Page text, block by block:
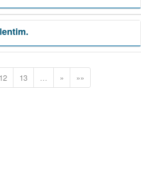
12 13 … » »»